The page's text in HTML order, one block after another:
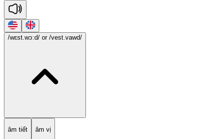
/wɛst.wɔ:d/ or /vest.vawd/
âm tiết âm vị